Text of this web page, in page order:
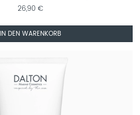
26,90 €
IN DEN WARENKORB